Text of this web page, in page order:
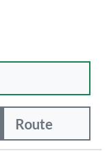
Route